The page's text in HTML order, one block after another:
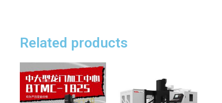
Related products